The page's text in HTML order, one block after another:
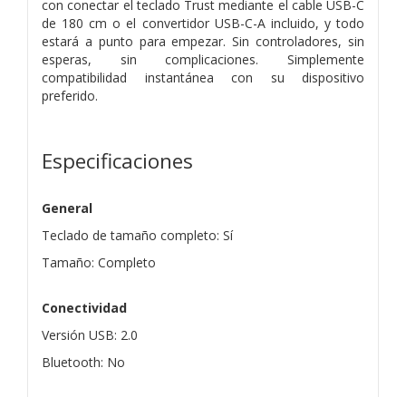
con conectar el teclado Trust mediante el cable USB-C
de 180 cm o el convertidor USB-C-A incluido, y todo
estará a punto para empezar. Sin controladores, sin
esperas, sin complicaciones. Simplemente
compatibilidad instantánea con su dispositivo
preferido.
Especificaciones
General
Teclado de tamaño completo: Sí
Tamaño: Completo
Conectividad
Versión USB: 2.0
Bluetooth: No